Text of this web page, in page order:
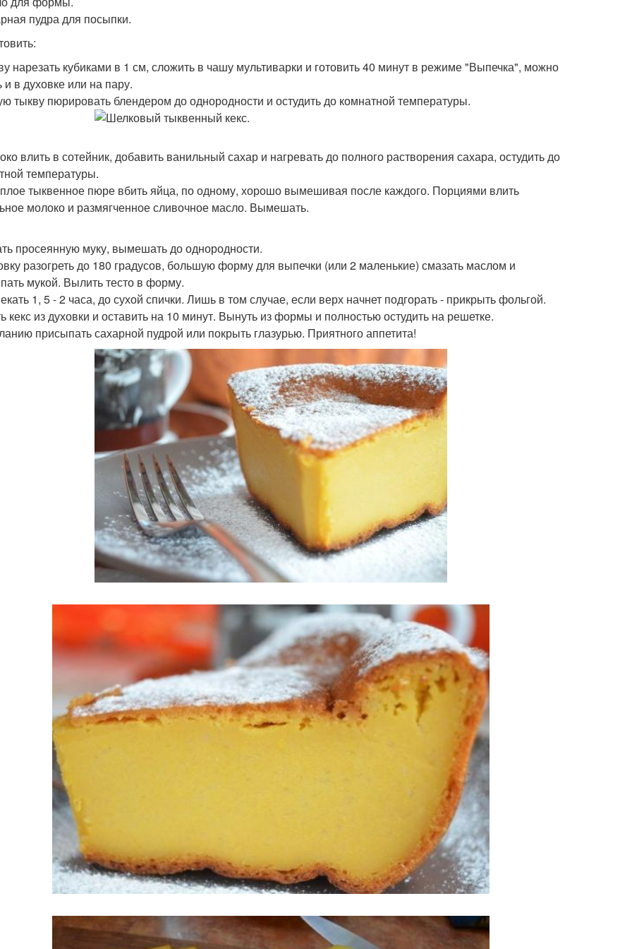
пудра для посыпки.
нарезать кубиками в 1 см, сложить в чашу мультиварки и готовить 40 минут в режиме "Выпечка", можно
и в духовке или на пару.
тыкву пюрировать блендером до однородности и остудить до комнатной температуры.
влить в сотейник, добавить ванильный сахар и нагревать до полного растворения сахара, остудить до
температуры.
тыквенное пюре вбить яйца, по одному, хорошо вымешивая после каждого. Порциями влить
молоко и размягченное сливочное масло. Вымешать.
просеянную муку, вымешать до однородности.
разогреть до 180 градусов, большую форму для выпечки (или 2 маленькие) смазать маслом и
мукой. Вылить тесто в форму.
1, 5 - 2 часа, до сухой спички. Лишь в том случае, если верх начнет подгорать - прикрыть фольгой.
кекс из духовки и оставить на 10 минут. Вынуть из формы и полностью остудить на решетке.
присыпать сахарной пудрой или покрыть глазурью. Приятного аппетита!